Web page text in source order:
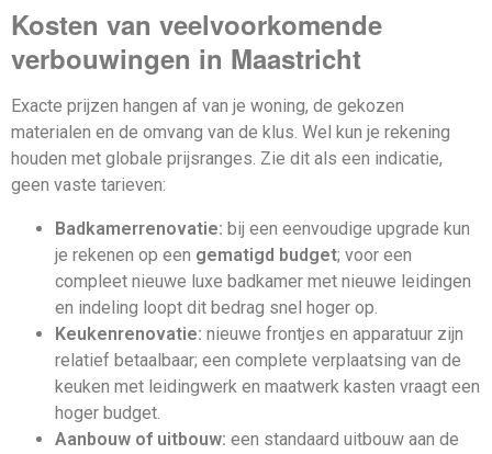
Kosten van veelvoorkomende
verbouwingen in Maastricht
Exacte prijzen hangen af van je woning, de gekozen
materialen en de omvang van de klus. Wel kun je rekening
houden met globale prijsranges. Zie dit als een indicatie,
geen vaste tarieven:
Badkamerrenovatie: bij een eenvoudige upgrade kun
je rekenen op een gematigd budget; voor een
compleet nieuwe luxe badkamer met nieuwe leidingen
en indeling loopt dit bedrag snel hoger op.
Keukenrenovatie: nieuwe frontjes en apparatuur zijn
relatief betaalbaar; een complete verplaatsing van de
keuken met leidingwerk en maatwerk kasten vraagt een
hoger budget.
Aanbouw of uitbouw: een standaard uitbouw aan de